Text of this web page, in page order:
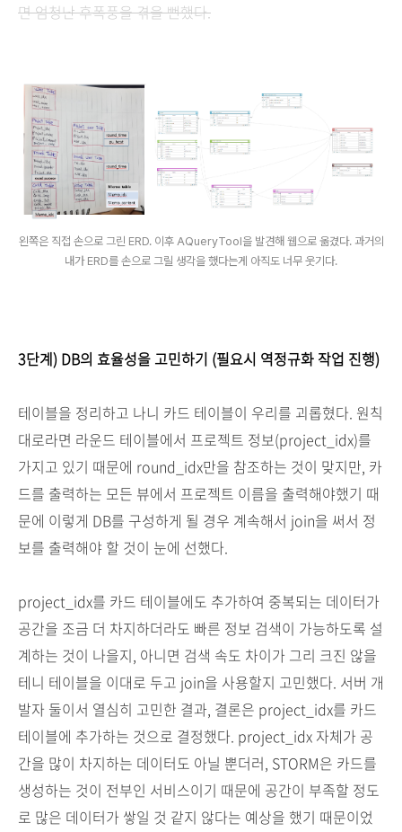
면 엄청난 후폭풍을 겪을 뻔했다.
왼쪽은 직접 손으로 그린 ERD. 이후 AQueryTool을 발견해 웹으로 옮겼다. 과거의
내가 ERD를 손으로 그릴 생각을 했다는게 아직도 너무 웃기다.
3단계) DB의 효율성을 고민하기 (필요시 역정규화 작업 진행)
테이블을 정리하고 나니 카드 테이블이 우리를 괴롭혔다. 원칙
대로라면 라운드 테이블에서 프로젝트 정보(project_idx)를
가지고 있기 때문에 round_idx만을 참조하는 것이 맞지만, 카
드를 출력하는 모든 뷰에서 프로젝트 이름을 출력해야했기 때
문에 이렇게 DB를 구성하게 될 경우 계속해서 join을 써서 정
보를 출력해야 할 것이 눈에 선했다.
project_idx를 카드 테이블에도 추가하여 중복되는 데이터가
공간을 조금 더 차지하더라도 빠른 정보 검색이 가능하도록 설
계하는 것이 나을지, 아니면 검색 속도 차이가 그리 크진 않을
테니 테이블을 이대로 두고 join을 사용할지 고민했다. 서버 개
발자 둘이서 열심히 고민한 결과, 결론은 project_idx를 카드
테이블에 추가하는 것으로 결정했다. project_idx 자체가 공
간을 많이 차지하는 데이터도 아닐 뿐더러, STORM은 카드를
생성하는 것이 전부인 서비스이기 때문에 공간이 부족할 정도
로 많은 데이터가 쌓일 것 같지 않다는 예상을 했기 때문이었